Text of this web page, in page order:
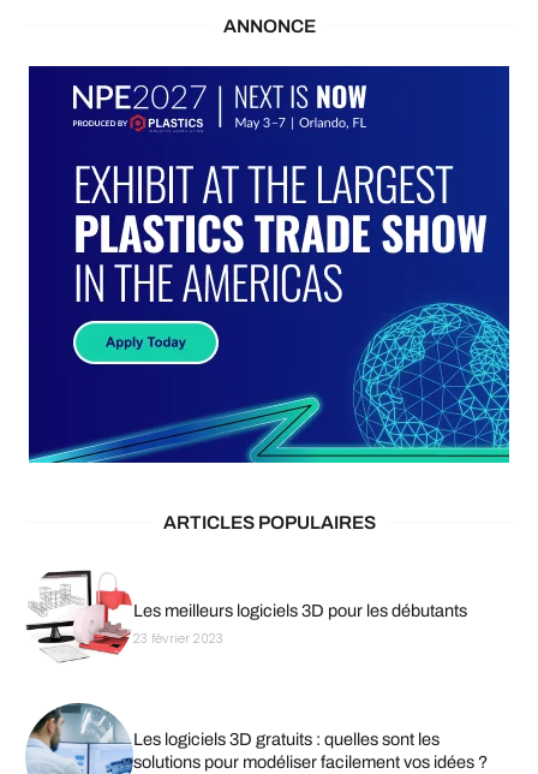
ANNONCE
ARTICLES POPULAIRES
Les meilleurs logiciels 3D pour les débutants
23 février 2023
Les logiciels 3D gratuits : quelles sont les
solutions pour modéliser facilement vos idées ?